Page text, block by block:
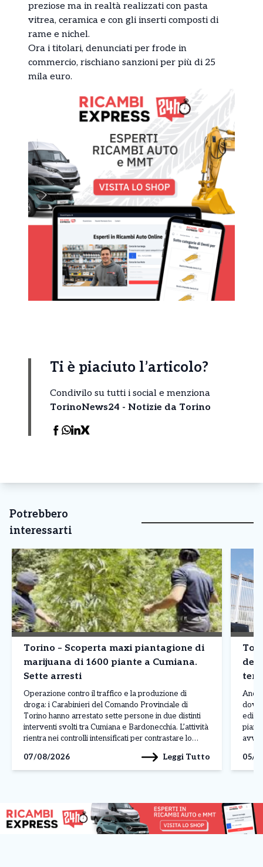
preziose ma in realtà realizzati con pasta
vitrea, ceramica e con gli inserti composti di
rame e nichel.
Ora i titolari, denunciati per frode in
commercio, rischiano sanzioni per più di 25
mila euro.
Ti è piaciuto l’articolo?
Condivilo su tutti i social e menziona
TorinoNews24 - Notizie da Torino
Potrebbero
interessarti
Torino – Scoperta maxi piantagione di
marijuana di 1600 piante a Cumiana.
Sette arresti
Operazione contro il traffico e la produzione di
droga: i Carabinieri del Comando Provinciale di
Torino hanno arrestato sette persone in due distinti
interventi svolti tra Cumiana e Bardonecchia. L’attività
rientra nei controlli intensificati per contrastare lo
territorio. L’operazione più rilevante è stata condotta
a Cumiana, dove […]
07/08/2026 Leggi Tutto
dove
05/